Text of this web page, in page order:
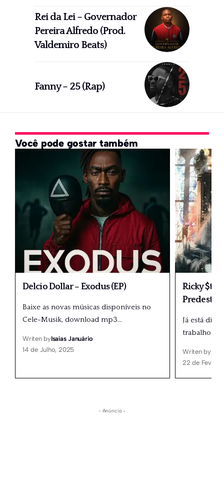
Rei da Lei – Governador
Pereira Alfredo (Prod.
Valdemiro Beats)
Fanny – 25 (Rap)
Você pode gostar também
Delcio Dollar – Exodus (EP)
Baixe as novas músicas disponíveis no
Cele-Musik, download mp3…
Writen byIsaías Januário
14 de Julho, 2025
Ricky $tar
Já está
trabalho
Writen by
22 de
- Anúncio -